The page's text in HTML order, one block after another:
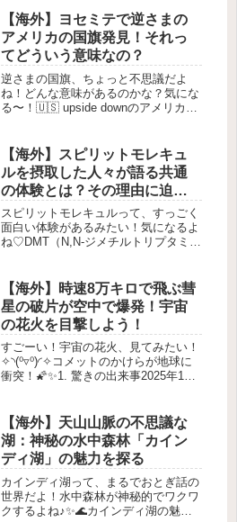
【海外】ヨセミテで逆さまの
アメリカの国旗発見！それっ
てどういう意味なの？
逆さまの国旗、ちょっと不思議だよ
ね！どんな意味があるのかな？気にな
る〜！🇺🇸 upside downのアメリカ国
見たことある？😮 実は、ここ最近、
アメリカの国旗がひっくり返...
【海外】スピリットモレキュ
ルを摂取した人々が語る共通
の体験とは？その理由に迫
る！
スピリットモレキュルって、すっごく
面白い体験があるみたい！気になるよ
ね♡DMT（N,N-ジメチルトリプタミ
ってる？DMTは「スピリットモレキュ
ール」とも呼ばれ、数千年前...
【海外】時速8万キロで飛ぶ彗
星の破片が空中で爆発！宇宙
の花火を目撃しよう！
すごーい！宇宙の花火、見てみたい！
✧◝(⁰▿⁰)◜✧コメットのかけらが地球に
衝突！🌠✨1. 驚きの出来事2025年11
部が地球の大気に突入したせいなん
だ。ポルトガルの上...
【海外】天山山脈の不思議な
湖：神秘の水中森林「カイン
ディ湖」の魅力を探る
カインディ湖って、まるでおとぎ話の
世界だよ！水中森林が神秘的でワクワ
クするよね♪✨🌊カインディ湖の魅力